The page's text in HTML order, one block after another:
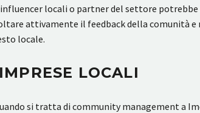
locali o partner del settore
attivamente il feedback della comunità
locale.
LOCALI
si tratta di community management a